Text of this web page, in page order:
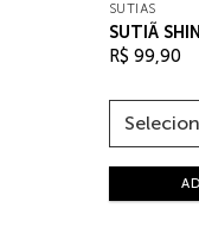
SUTIÃS
SUTIÃ
R$ 99,90